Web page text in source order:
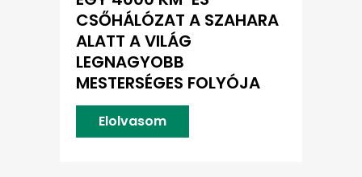
CSŐHÁLÓZAT A SZAHARA
ALATT A VILÁG
LEGNAGYOBB
MESTERSÉGES FOLYÓJA
Elolvasom